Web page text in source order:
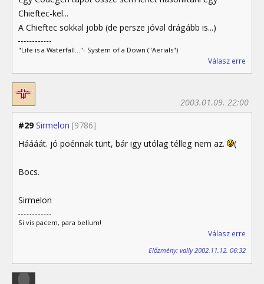
Chieftec-kel...
A Chieftec sokkal jobb (de persze jóval drágább is...)
"Life is a Waterfall..."- System of a Down ("Aerials")
Válasz erre
#29 Sirmelon [9786]
2003.01.09. 22:00
Háááát. jó poénnak tünt, bár igy utólag télleg nem az. (
Bocs.
Sirmelon
Si vis pacem, para bellum!
Válasz erre
Előzmény: vally 2002.11.12. 06:32